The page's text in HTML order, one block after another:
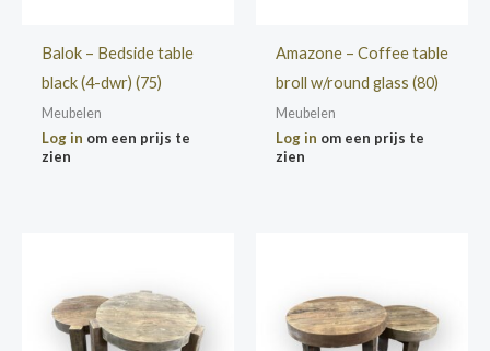
Balok – Bedside table
black (4-dwr) (75)
Meubelen
Log in om een prijs te
zien
Amazone – Coffee table
broll w/round glass (80)
Meubelen
Log in om een prijs te
zien